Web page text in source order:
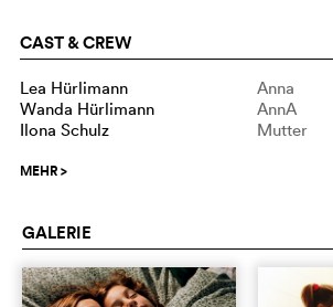
CAST & CREW
Lea Hürlimann
Anna
Wanda Hürlimann
AnnA
Ilona Schulz
Mutter
MEHR>
GALERIE